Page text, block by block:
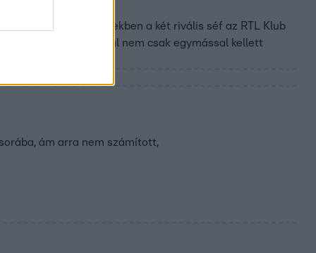
jeleneteit, melyekben a két rivális séf az RTL Klub
pedig ezúttal nem csak egymással kellett
ám arra nem számított,